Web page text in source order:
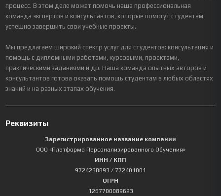
процесс. В этом деле может помочь наша профессиональная
команда экспертов и консультантов, которые помогут студентам
успешно завершить свои учебные проекты.
Мы предлагаем широкий спектр услуг для студентов: консультация и
помощь с дипломными работами, курсовыми, проектами,
практическими заданиями и др. Наша команда опытных авторов и
консультантов готова оказать помощь студентам в любых областях
знаний и на разных этапах обучения.
Реквизиты
Зарегистрированное название компании
ООО «Платформа Персонализированного Обучения»
ИНН / КПП
9724238893 / 772401001
ОГРН
1267700089623